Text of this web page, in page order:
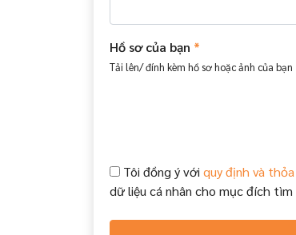
Hồ sơ của bạn *
Tải lên/ đính kèm hồ sơ hoặc ảnh của bạn
Tôi đồng ý với quy định và
dữ liệu cá nhân cho mục đích tìm